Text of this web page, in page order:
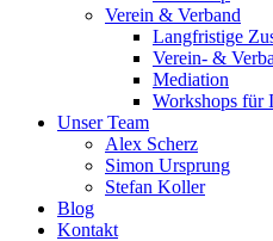
Verein & Verband
Langfristige
Verein- &
Mediation
Workshops für
Unser Team
Alex Scherz
Simon Ursprung
Stefan Koller
Blog
Kontakt